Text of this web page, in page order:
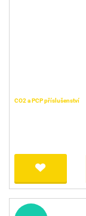
CO2 a PCP příslušenství